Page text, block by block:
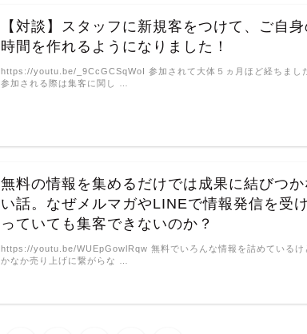
【対談】スタッフに新規客をつけて、ご自身
時間を作れるようになりました！
https://youtu.be/_9CcGCSqWoI 参加されて大体５ヵ月ほど経ちまし
参加される際は集客に関し …
無料の情報を集めるだけでは成果に結びつか
い話。なぜメルマガやLINEで情報発信を受
っていても集客できないのか？
https://youtu.be/WUEpGowlRqw 無料でいろんな情報を詰めているけ
かなか売り上げに繋がらな …